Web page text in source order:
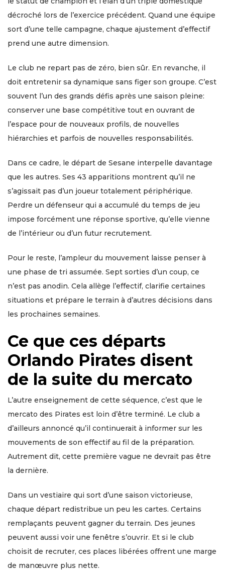
décroché lors de l’exercice précédent. Quand une équipe
sort d’une telle campagne, chaque ajustement d’effectif
prend une autre dimension.
Le club ne repart pas de zéro, bien sûr. En revanche, il
doit entretenir sa dynamique sans figer son groupe. C’est
souvent l’un des grands défis après une saison pleine:
conserver une base compétitive tout en ouvrant de
l’espace pour de nouveaux profils, de nouvelles
hiérarchies et parfois de nouvelles responsabilités.
Dans ce cadre, le départ de Sesane interpelle davantage
que les autres. Ses 43 apparitions montrent qu’il ne
s’agissait pas d’un joueur totalement périphérique.
Perdre un défenseur qui a accumulé du temps de jeu
impose forcément une réponse sportive, qu’elle vienne
de l’intérieur ou d’un futur recrutement.
Pour le reste, l’ampleur du mouvement laisse penser à
une phase de tri assumée. Sept sorties d’un coup, ce
n’est pas anodin. Cela allège l’effectif, clarifie certaines
situations et prépare le terrain à d’autres décisions dans
les prochaines semaines.
Ce que ces départs
Orlando Pirates disent
de la suite du mercato
L’autre enseignement de cette séquence, c’est que le
mercato des Pirates est loin d’être terminé. Le club a
d’ailleurs annoncé qu’il continuerait à informer sur les
mouvements de son effectif au fil de la préparation.
Autrement dit, cette première vague ne devrait pas être
la dernière.
Dans un vestiaire qui sort d’une saison victorieuse,
chaque départ redistribue un peu les cartes. Certains
remplaçants peuvent gagner du terrain. Des jeunes
peuvent aussi voir une fenêtre s’ouvrir. Et si le club
choisit de recruter, ces places libérées offrent une marge
de manœuvre plus nette.